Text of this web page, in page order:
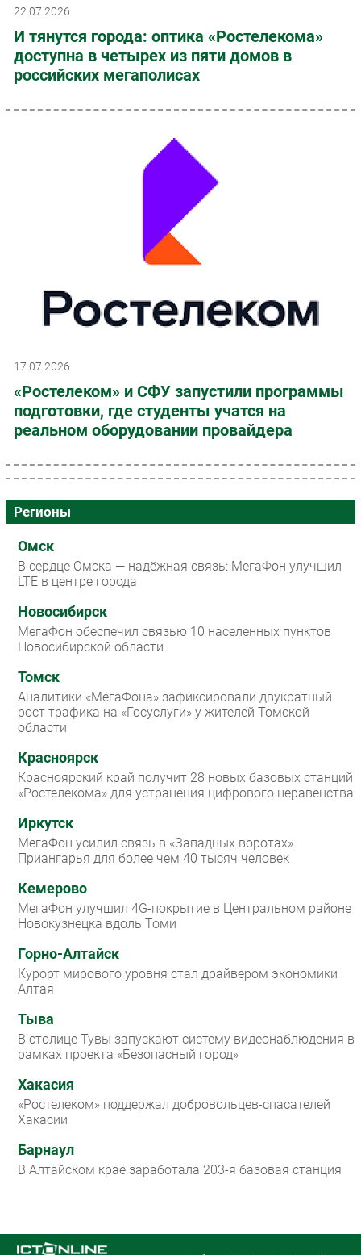
22.07.2026
И тянутся города: оптика «Ростелекома»
доступна в четырех из пяти домов в
российских мегаполисах
17.07.2026
«Ростелеком» и СФУ запустили программы
подготовки, где студенты учатся на
реальном оборудовании провайдера
Регионы
Омск
В сердце Омска — надёжная связь: МегаФон улучшил
LTE в центре города
Новосибирск
МегаФон обеспечил связью 10 населенных пунктов
Новосибирской области
Томск
Аналитики «МегаФона» зафиксировали двукратный
рост трафика на «Госуслуги» у жителей Томской
области
Красноярск
Красноярский край получит 28 новых базовых станций
«Ростелекома» для устранения цифрового неравенства
Иркутск
МегаФон усилил связь в «Западных воротах»
Приангарья для более чем 40 тысяч человек
Кемерово
МегаФон улучшил 4G-покрытие в Центральном районе
Новокузнецка вдоль Томи
Горно-Алтайск
Курорт мирового уровня стал драйвером экономики
Алтая
Тыва
В столице Тувы запускают систему видеонаблюдения в
рамках проекта «Безопасный город»
Хакасия
«Ростелеком» поддержал добровольцев-спасателей
Хакасии
Барнаул
В Алтайском крае заработала 203-я базовая станция